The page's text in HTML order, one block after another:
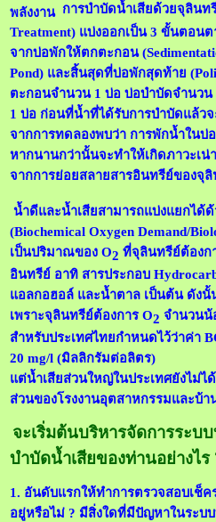
พลังงาน การบำบัดน้ำเสียด้วยจุลินท
Treatment) แบ่งออกเป็น 3 ขั้นตอน
จากบ่อพักให้ตกตะกอน
Pond) และสิ้นสุดที่บ่อพักสุดท้าย
ตะกอนจำนวน 1 บ่อ บ่อบำบัดจำนว
1 บ่อ ก่อนที่น้ำที่ได้รับการบำบัดแล้ว
จากการทดลองพบว่า การพักน้ำในบ่
หากนานกว่านั้นจะทำให้เกิดภาวะเน่
จากการย่อยสลายสารอินทรีย์ของจุ
น้ำดีและน้ำเสียสามารถแบ่งแยกได้
(Biochemical Oxygen Demand/
เป็นปริมาณของ O2 ที่จุลินทรีย์ต้องก
อินทรีย์ อาทิ สารประกอบ
แอลกอฮอล์ และน้ำตาล เป็นต้น ดัง
เพราะจุลินทรีย์ต้องการ O2 จำนวนน้
สำหรับประเทศไทยกำหนดไว้ว่าค่า
20 mg/l (มิลลิกรัมต่อลิตร)
แต่น้ำเสียส่วนใหญ่ในประเทศยังไม่ไ
ส่วนของโรงงานอุตสาหกรรมและบ้า
จะเริ่มต้นบริหารจัดการระบ
บำบัดน้ำเสียของท่านอย่างไร
1. อันดับแรกให้ทำการตรวจสอบเช็
อยู่หรือไม่ ? มีสิ่งใดที่มีปัญหาในระบ